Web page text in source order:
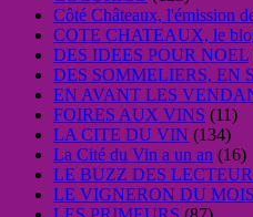
Côté Châteaux, l'émission
COTE CHATEAUX, le
DES IDEES POUR NOEL
DES SOMMELIERS, EN
EN AVANT LES
FOIRES AUX VINS (11)
LA CITE DU VIN (134)
La Cité du Vin a un an (16)
LE BUZZ DES
LE VIGNERON DU MOIS